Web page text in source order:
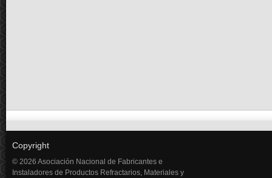
Copyright
© 2026 Asociación Nacional de Fabricantes e
Instaladores de Productos Refractarios, Materiales y